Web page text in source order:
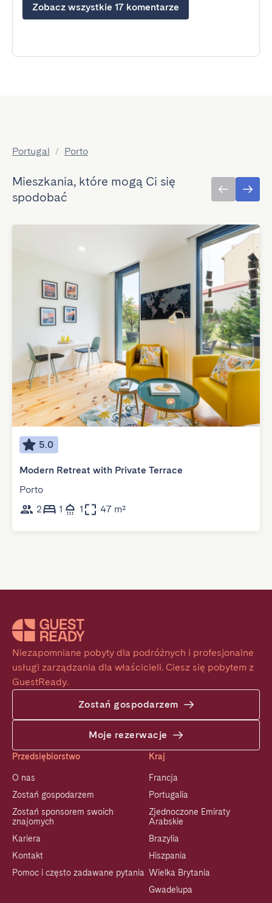
Zobacz wszystkie 17 komentarze
Portugal / Porto
Mieszkania, które mogą Ci się
spodobać
5.0
Modern Retreat with Private Terrace
Porto
2
1 1 47 m²
Niezapomniane pobyty dla podróżnych i profesjonalne
usługi zarządzania dla właścicieli. Ciesz się pobytem z
GuestReady.
Zostań gospodarzem
Moje rezerwacje
Przedsiębiorstwo
O nas
Zostań gospodarzem
Zostań sponsorem swoich
znajomych
Kariera
Kontakt
Pomoc i często zadawane pytania
Kraj
Francja
Portugalia
Zjednoczone Emiraty
Arabskie
Brazylia
Hiszpania
Wielka Brytania
Gwadelupa